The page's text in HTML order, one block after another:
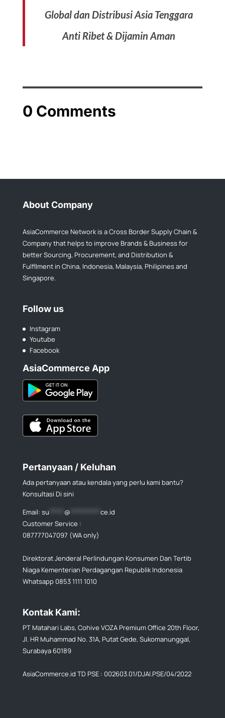
Global dan Distribusi Asia Tenggara
Anti Ribet & Dijamin Aman
0 Comments
About Company
AsiaCommerce Network is a Cross Border Supply Chain &
Company that helps to improve Brands & Business for
better Sourcing, Procurement, and Distribution &
Fulfllment in China, Indonesia, Malaysia, Philipines and
Singapore.
Follow us
Instagram
Youtube
Facebook
AsiaCommerce App
Pertanyaan / Keluhan
Ada pertanyaan atau kendala yang perlu kami bantu?
Konsultasi Di sini
Email: su @
ce.id
Customer Service :
087777047097 (WA only)
Direktorat Jenderal Perlindungan Konsumen Dan Tertib
Niaga Kementerian Perdagangan Republik Indonesia
Whatsapp 0853 1111 1010
Kontak Kami:
PT Matahari Labs, Cohive VOZA Premium Office 20th Floor,
Jl. HR Muhammad No. 31A, Putat Gede, Sukomanunggal,
Surabaya 60189
AsiaCommerce.id TD PSE : 002603.01/DJAI.PSE/04/2022